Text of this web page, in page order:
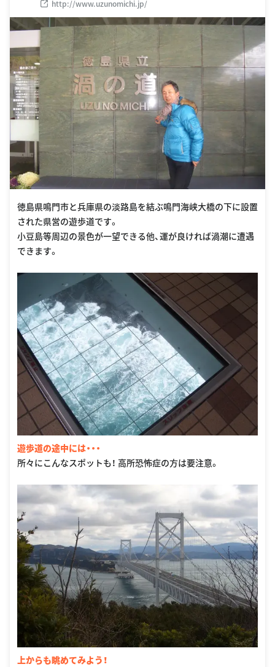
http://www.uzunomichi.jp/
徳島県鳴門市と兵庫県の淡路島を結ぶ鳴門海峡大橋の下に設置
された県営の遊歩道です。
小豆島等周辺の景色が一望できる他、運が良ければ渦潮に遭遇
できます。
遊歩道の途中には・・・
所々にこんなスポットも！ 高所恐怖症の方は要注意。
上からも眺めてみよう！